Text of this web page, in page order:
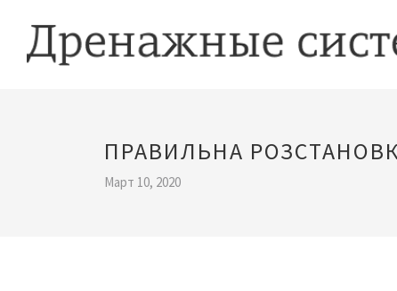
ПРАВИЛЬНА
Март 10, 2020